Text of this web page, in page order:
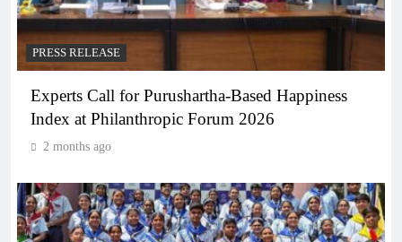
PRESS RELEASE
Experts Call for Purushartha-Based Happiness
Index at Philanthropic Forum 2026
2 months ago